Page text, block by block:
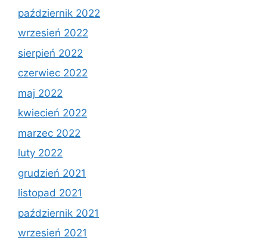
październik 2022
wrzesień 2022
sierpień 2022
czerwiec 2022
maj 2022
kwiecień 2022
marzec 2022
luty 2022
grudzień 2021
listopad 2021
październik 2021
wrzesień 2021